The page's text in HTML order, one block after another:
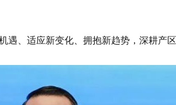
遇、适应新变化、拥抱新趋势，深耕产